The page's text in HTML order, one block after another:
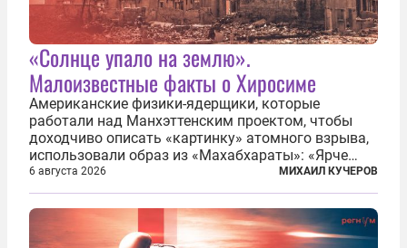
«Солнце упало на землю».
Малоизвестные факты о Хиросиме
Американские физики-ядерщики, которые
работали над Манхэттенским проектом, чтобы
доходчиво описать «картинку» атомного взрыва,
использовали образ из «Махабхараты»: «Ярче
тысячи солнц пылало это пламя». Не все жители
японских городов Хиросимы и Нагасаки, на
которых США в августе 1945 года поставили...
6 августа 2026 МИХАИЛ КУЧЕРОВ